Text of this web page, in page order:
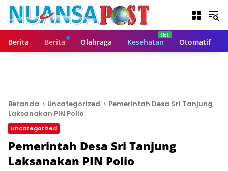
Berita Berita Olahraga Kesehatan Otomatif
Beranda Uncategorized
Pemerintah Desa Sri Tanjung
Laksanakan PIN Polio
Uncategorized
Pemerintah Desa Sri Tanjung
Laksanakan PIN Polio